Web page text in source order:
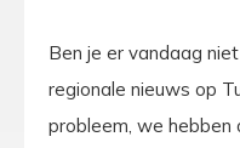
Ben je er vandaag
regionale nieuws op
probleem, we